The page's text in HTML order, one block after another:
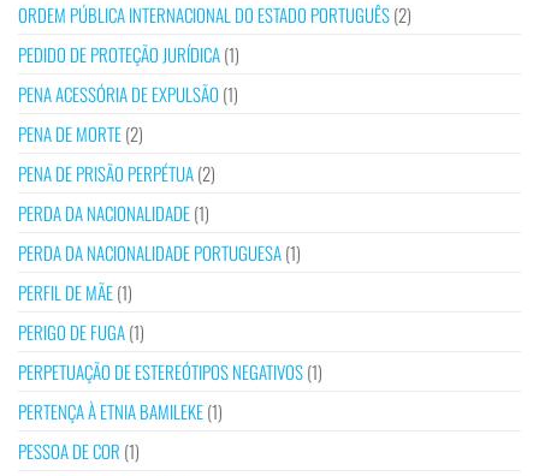
ORDEM PÚBLICA INTERNACIONAL DO ESTADO PORTUGUÊS(2)
PEDIDO DE PROTEÇÃO JURÍDICA(1)
PENA ACESSÓRIA DE EXPULSÃO (1)
PENA DE MORTE(2)
PENA DE PRISÃO PERPÉTUA(2)
PERDA DA NACIONALIDADE(1)
PERDA DA NACIONALIDADE PORTUGUESA(1)
PERFIL DE MÃE(1)
PERIGO DE FUGA(1)
PERPETUAÇÃO DE ESTEREÓTIPOS NEGATIVOS(1)
PERTENÇA À ETNIA BAMILEKE(1)
PESSOA DE COR (1)